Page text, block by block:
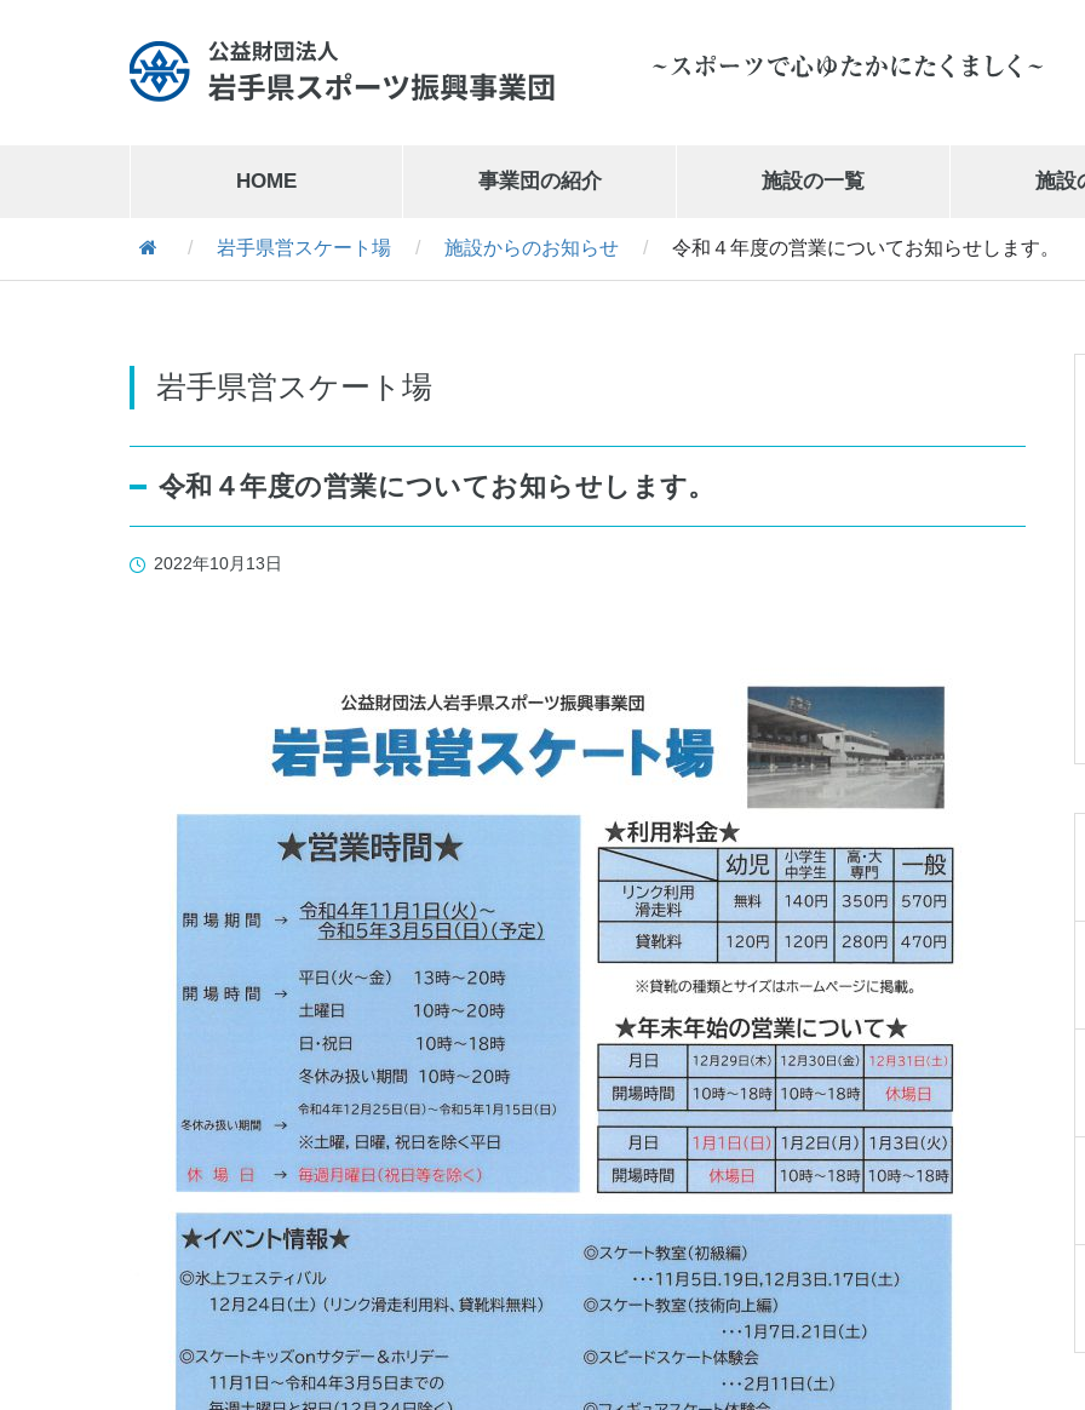
HOME 事業団の紹介 施設の一覧 施設
019-641-8302
WADOパーク花巻
0198-27-3586
岩手県民ゴルフ場
0198-27-3280
岩手県立県南青少年の家
0197-44-2124
岩手県立陸中海岸青少年の家
0193-84-3311
/ 岩手県営スケート場 / 施設からのお知らせ / 令和４年度の営業についてお知らせします。
岩手県営スケート場
令和４年度の営業についてお知らせします。
2022年10月13日